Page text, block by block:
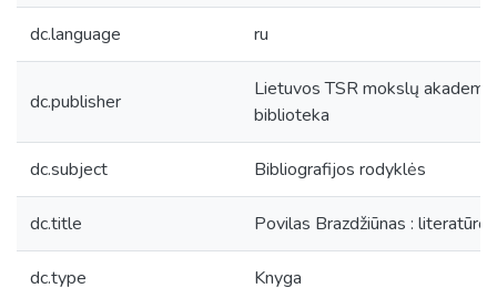
dc.language ru
dc.publisher
Lietuvos TSR mokslų
biblioteka
dc.subject Bibliografijos rodyklės
dc.title Povilas Brazdžiūnas :
dc.type Knyga